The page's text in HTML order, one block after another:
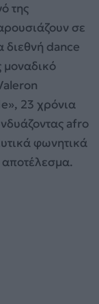
της
σε
διεθνή dance
μοναδικό
23 χρόνια
afro
φωνητικά
αποτέλεσμα.